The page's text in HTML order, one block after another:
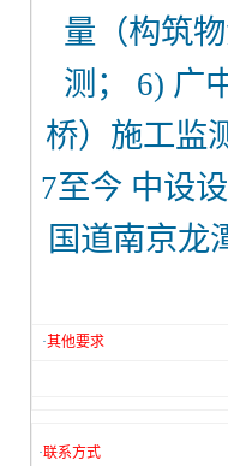
量（构筑
测； 6) 广
桥）施工监
7至今 中设
国道南京龙
·其他要求
·联系方式